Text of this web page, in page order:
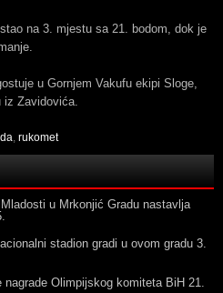
na 3. mjestu sa 21. bodom, dok je
u Gornjem Vakufu ekipi Sloge,
Zavidovića.
, rukomet
u Mrkonjić Gradu nastavlja
stadion gradi u ovom gradu 3.
Olimpijskog komiteta BiH 21.